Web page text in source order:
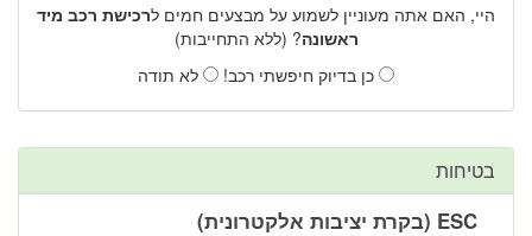
היי, האם אתה מעוניין לשמוע על מבצעים חמים לרכישת רכב מיד
ראשונה? (ללא התחייבות)
כן בדיוק חיפשתי רכב!
לא תודה
בטיחות
ESC (בקרת יציבות אלקטרונית)